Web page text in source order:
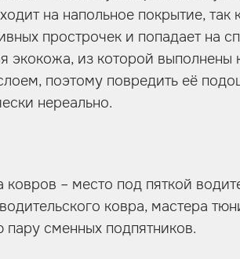
на напольное покрытие, так
прострочек и попадает на
экокожа, из которой выполнены
поэтому повредить её
нереально.
– место под пяткой
ковра, мастера
сменных подпятников.